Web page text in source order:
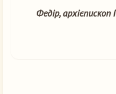
Федір,